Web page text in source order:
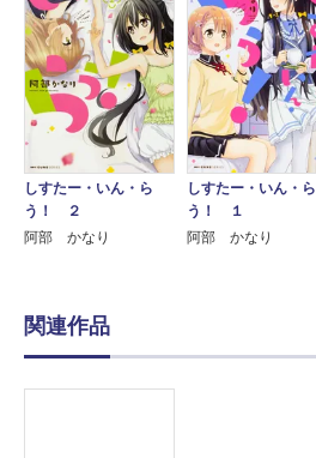
しすたー・いん・ら
う！ ２
阿部 かなり
しすたー・いん・ら
う！ １
阿部 かなり
関連作品